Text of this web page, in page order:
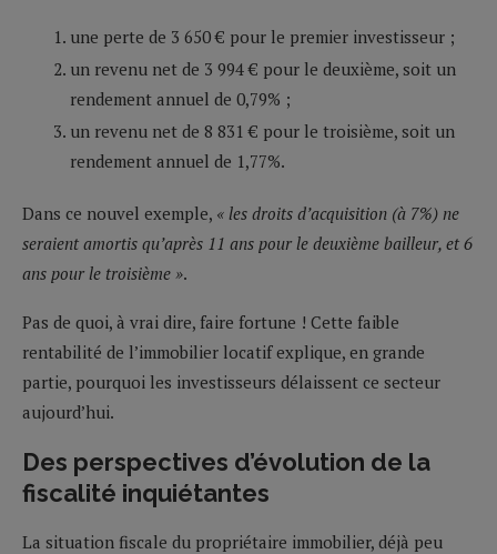
une perte de 3 650 € pour le premier investisseur ;
un revenu net de 3 994 € pour le deuxième, soit un
rendement annuel de 0,79% ;
un revenu net de 8 831 € pour le troisième, soit un
rendement annuel de 1,77%.
Dans ce nouvel exemple, « les droits d’acquisition (à 7%) ne
seraient amortis qu’après 11 ans pour le deuxième bailleur, et 6
ans pour le troisième ».
Pas de quoi, à vrai dire, faire fortune ! Cette faible
rentabilité de l’immobilier locatif explique, en grande
partie, pourquoi les investisseurs délaissent ce secteur
aujourd’hui.
Des perspectives d’évolution de la
fiscalité inquiétantes
La situation fiscale du propriétaire immobilier, déjà peu